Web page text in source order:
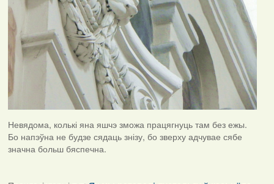
Невядома, колькі яна яшчэ зможа працягнуць там без ежы.
Бо напэўна не будзе сядаць знізу, бо зверху адчувае сябе
значна больш бяспечна.